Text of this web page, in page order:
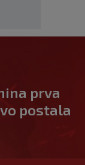
prva
postala